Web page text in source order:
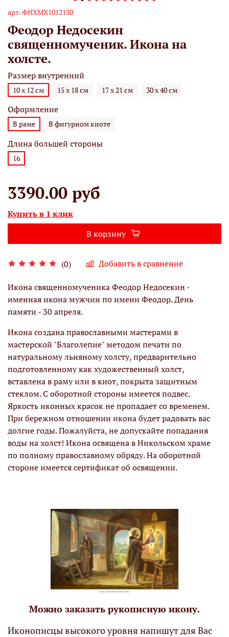
арт.ФНХМХ1012130
Феодор Недосекин
священномученик. Икона на
холсте.
(0) Добавить в сравнение
Размер внутренний
10 х 12 см 15 х 18 см 17 х 21 см 30 х 40 см
Оформление
В раме В фигурном киоте
Длина большей стороны
16
3390.00 руб
Купить в 1 клик
В корзину
Икона священномученика Феодор Недосекин -
именная икона мужчин по имени Феодор. День
памяти - 30 апреля.
Икона создана православными мастерами в
мастерской "Благолепие" методом печати по
натуральному льняному холсту, предварительно
подготовленному как художественный холст,
вставлена в раму или в киот, покрыта защитным
стеклом. С оборотной стороны имеется подвес.
Яркость иконных красок не пропадает со временем.
При бережном отношении икона будет радовать вас
долгие годы. Пожалуйста, не допускайте попадания
воды на холст! Икона освящена в Никольском храме
по полному православному обряду. На оборотной
стороне имеется сертификат об освящении.
Можно заказать рукописную икону.
Иконописцы высокого уровня напишут для Вас